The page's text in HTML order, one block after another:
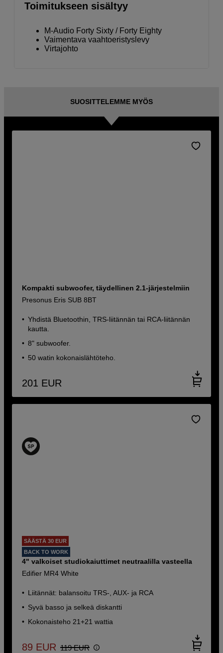
Toimitukseen sisältyy
M-Audio Forty Sixty / Forty Eighty
Vaimentava vaahtoeristyslevy
Virtajohto
SUOSITTELEMME MYÖS
Kompakti subwoofer, täydellinen 2.1-järjestelmiin
Presonus Eris SUB 8BT
Yhdistä Bluetoothin, TRS-liitännän tai RCA-liitännän
kautta.
8" subwoofer.
50 watin kokonaislähtöteho.
201 EUR
SÄÄSTÄ 30 EUR
BACK TO WORK
4" valkoiset studiokaiuttimet neutraalilla vasteella
Edifier MR4 White
Liitännät: balansoitu TRS-, AUX- ja RCA
Syvä basso ja selkeä diskantti
Kokonaisteho 21+21 wattia
89 EUR 119 EUR